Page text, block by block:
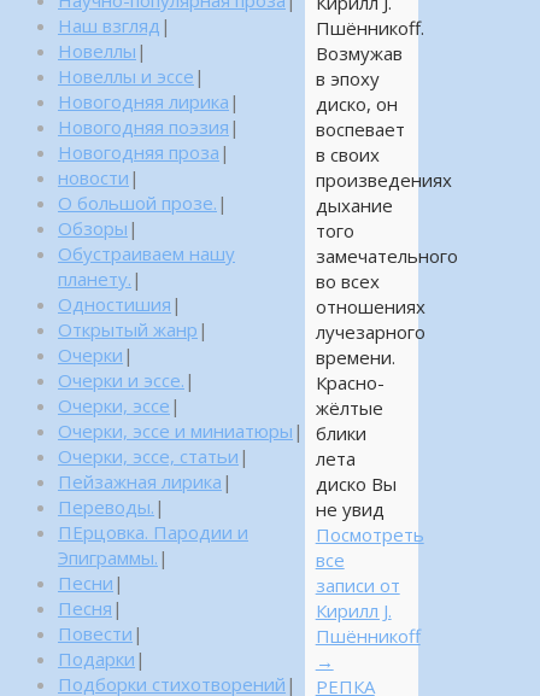
Пшённикоff.
Возмужав
в эпоху
диско, он
воспевает
в своих
произведениях
дыхание
того
замечательного
во всех
отношениях
лучезарного
времени.
Красно-
жёлтые
блики
лета
диско Вы
не увид
Посмотреть
все
записи от
Кирилл J.
Пшённикоff
→
РЕПКА
Наш взгляд |
Новеллы |
Новеллы и эссе |
Новогодняя лирика |
Новогодняя поэзия |
Новогодняя проза |
новости |
О большой прозе. |
Обзоры |
Обустраиваем нашу
планету. |
Одностишия |
Открытый жанр |
Очерки |
Очерки и эссе. |
Очерки, эссе |
Очерки, эссе и миниатюры |
Очерки, эссе, статьи |
Пейзажная лирика |
Переводы. |
ПЕрцовка. Пародии и
Эпиграммы. |
Песни |
Песня |
Повести |
Подарки |
Подборки стихотворений |